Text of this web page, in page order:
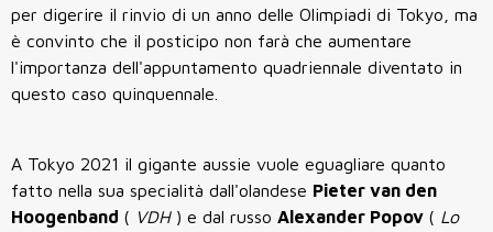
per digerire il rinvio di un anno delle Olimpiadi di Tokyo, ma
è convinto che il posticipo non farà che aumentare
l'importanza dell'appuntamento quadriennale diventato in
questo caso quinquennale.
A Tokyo 2021 il gigante aussie vuole eguagliare quanto
fatto nella sua specialità dall'olandese Pieter van den
Hoogenband ( VDH ) e dal russo Alexander Popov ( Lo